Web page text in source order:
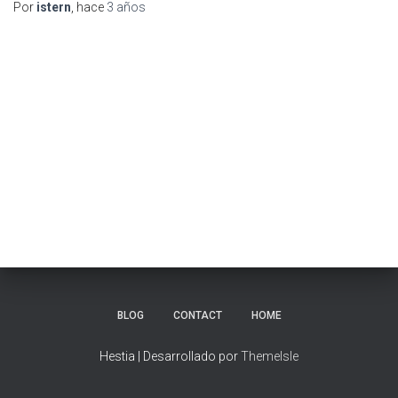
Por istern , hace 3 años
BLOG CONTACT HOME
Hestia | Desarrollado porThemeIsle